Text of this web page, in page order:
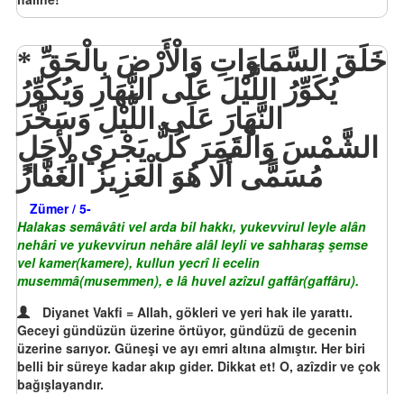
يُكَوِّرُ اللَّيْلَ عَلَى النَّهَارِ وَيُكَوِّرُ
النَّهَارَ عَلَى اللَّيْلِ وَسَخَّرَ
الشَّمْسَ وَالْقَمَرَ كُلٌّ يَجْرِي لِأَجَلٍ
مُسَمًّى أَلَا هُوَ الْعَزِيزُ الْغَفَّارُ
Zümer / 5-
Halakas semâvâti vel arda bil hakkı, yukevvirul leyle alân
nehâri ve yukevvirun nehâre alâl leyli ve sahharaş şemse
vel kamer(kamere), kullun yecrî li ecelin
musemmâ(musemmen), e lâ huvel azîzul gaffâr(gaffâru).
Diyanet Vakfi = Allah, gökleri ve yeri hak ile yarattı.
Geceyi gündüzün üzerine örtüyor, gündüzü de gecenin
üzerine sarıyor. Güneşi ve ayı emri altına almıştır. Her biri
belli bir süreye kadar akıp gider. Dikkat et! O, azîzdir ve çok
bağışlayandır.